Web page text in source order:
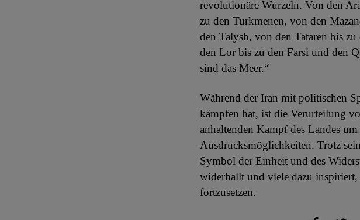
revolutionäre Wurzeln. Von den
zu den Turkmenen, von den
den Talysh, von den Tataren bis
den Lor bis zu den Farsi und den
sind das Meer.“
Während der Iran mit politischen
kämpfen hat, ist die Verurteilung
anhaltenden Kampf des Landes
Ausdrucksmöglichkeiten. Trotz
Symbol der Einheit und des
widerhallt und viele dazu
fortzusetzen.